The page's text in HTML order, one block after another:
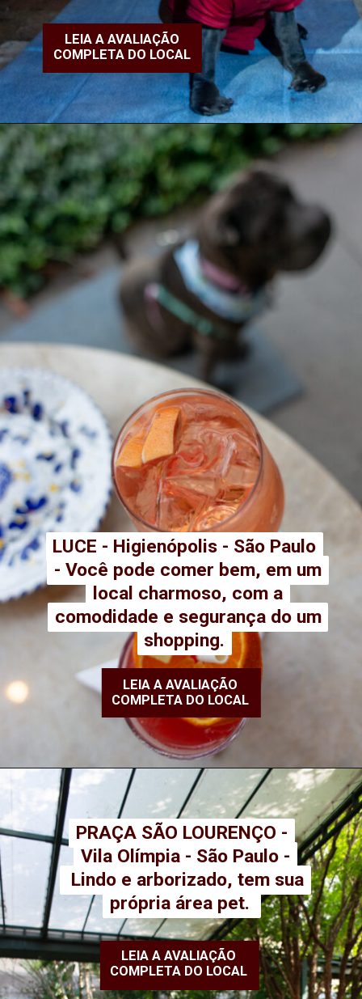
LEIA A AVALIAÇÃO
COMPLETA DO LOCAL
LUCE - Higienópolis - São Paulo
- Você pode comer bem, em um
local charmoso, com a
comodidade e segurança do um
shopping.
LUCE - Higienópolis - São Paulo
- Você pode comer bem, em um
local charmoso, com a
comodidade e segurança do um
shopping.
LEIA A AVALIAÇÃO
COMPLETA DO LOCAL
PRAÇA SÃO LOURENÇO -
Vila Olímpia - São Paulo -
Lindo e arborizado, tem sua
própria área pet.
PRAÇA SÃO LOURENÇO -
Vila Olímpia - São Paulo -
Lindo e arborizado, tem sua
própria área pet.
LEIA A AVALIAÇÃO
COMPLETA DO LOCAL